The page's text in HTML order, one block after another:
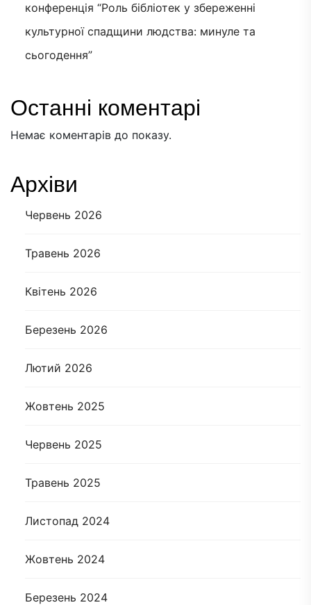
конференція “Роль бібліотек у збереженні
культурної спадщини людства: минуле та
сьогодення”
Останні коментарі
Немає коментарів до показу.
Архіви
Червень 2026
Травень 2026
Квітень 2026
Березень 2026
Лютий 2026
Жовтень 2025
Червень 2025
Травень 2025
Листопад 2024
Жовтень 2024
Березень 2024